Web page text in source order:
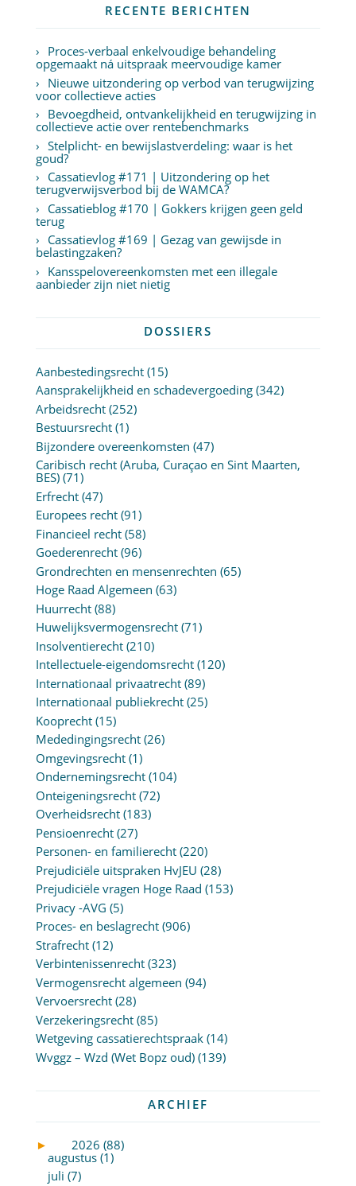
RECENTE BERICHTEN
Proces-verbaal enkelvoudige behandeling
opgemaakt ná uitspraak meervoudige kamer
Nieuwe uitzondering op verbod van terugwijzing
voor collectieve acties
Bevoegdheid, ontvankelijkheid en terugwijzing in
collectieve actie over rentebenchmarks
Stelplicht- en bewijslastverdeling: waar is het
goud?
Cassatievlog #171 | Uitzondering op het
terugverwijsverbod bij de WAMCA?
Cassatieblog #170 | Gokkers krijgen geen geld
terug
Cassatievlog #169 | Gezag van gewijsde in
belastingzaken?
Kansspelovereenkomsten met een illegale
aanbieder zijn niet nietig
DOSSIERS
Aanbestedingsrecht(15)
Aansprakelijkheid en schadevergoeding(342)
Arbeidsrecht(252)
Bestuursrecht(1)
Bijzondere overeenkomsten (47)
Caribisch recht (Aruba, Curaçao en Sint Maarten,
BES)(71)
Erfrecht(47)
Europees recht(91)
Financieel recht(58)
Goederenrecht(96)
Grondrechten en mensenrechten (65)
Hoge Raad Algemeen (63)
Huurrecht(88)
Huwelijksvermogensrecht(71)
Insolventierecht(210)
Intellectuele-eigendomsrecht(120)
Internationaal privaatrecht(89)
Internationaal publiekrecht(25)
Kooprecht(15)
Mededingingsrecht(26)
Omgevingsrecht(1)
Ondernemingsrecht(104)
Onteigeningsrecht(72)
Overheidsrecht(183)
Pensioenrecht(27)
Personen- en familierecht(220)
Prejudiciële uitspraken HvJEU (28)
Prejudiciële vragen Hoge Raad (153)
Privacy -AVG (5)
Proces- en beslagrecht(906)
Strafrecht(12)
Verbintenissenrecht(323)
Vermogensrecht algemeen (94)
Vervoersrecht(28)
Verzekeringsrecht(85)
Wetgeving cassatierechtspraak(14)
Wvggz – Wzd (Wet Bopz oud)(139)
ARCHIEF
►
2026 (88)
augustus (1)
juli (7)